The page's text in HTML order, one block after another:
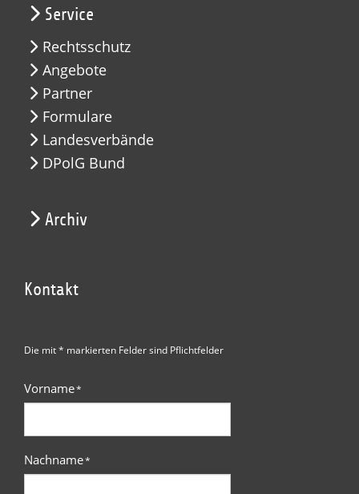
Service
Rechtsschutz
Angebote
Partner
Formulare
Landesverbände
DPolG Bund
Archiv
Kontakt
Die mit * markierten Felder sind Pflichtfelder
Vorname*
Nachname*